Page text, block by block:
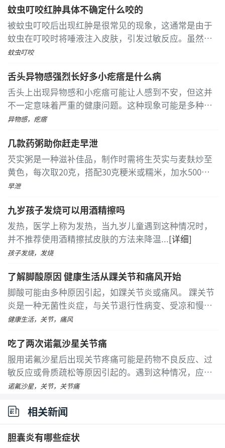
创伤后，表现为白色斑块状隆起，伴有疼痛和灼热感
[详细]
蚊虫叮咬红肿具体不确定什么咬的
被蚊虫叮咬后出现红肿是很常见的现象，这通常是由于
蚊虫在叮咬时将唾液注入皮肤，引发过敏反应。虽然具
体是哪种蚊虫叮咬的可能不容易确定，但常见的叮咬者
蚊虫叮咬
舌头异物感强烈长好多小疙瘩是什么病
舌头上出现异物感和小疙瘩可能让人感到不安，但这并
不一定意味着严重的健康问题。这种现象可能是多种因
素导致的，具体原因需要通过专业的医疗检查来确定。
疱疹病毒感染以及非特异性溃疡等
异物感，疙瘩
几款药粥助你赶走早泄
芡实粥是一种滋补佳品，制作时需将生芡实与麦麸炒至
黄色，每次取20克，搭配30克粳米或糯米，加水500毫
升慢炖至粥稠。适合早晚空腹温服，但感冒、发烧、二
早泄
九岁孩子发烧可以用酒精擦吗
发热，医学上称为发热，当九岁儿童遇到这种情况时，
并不推荐使用酒精擦拭皮肤的方法来降温...[详细]
孩子发烧，发烧
了解脚酸原因 健康生活从踝关节和痛风开始
脚酸可能由多种原因引起，如踝关节炎或痛风。 踝关节
炎是一种无菌性炎症，与关节退行性病变、受凉和慢性
劳损等因素有关。患者常感到脚部酸痛，并伴有局部疼
感...[详细]
健康生活，关节，痛风
吃了两次诺氟沙星关节痛
服用诺氟沙星后出现关节疼痛可能是药物不良反应、过
敏反应或骨质疏松等原因引起的。遇到这种情况，应尽
快就医，并在医生指导下进行适当的治疗。诺氟沙星是
面效果显著，但也可能带来一些不良反应
诺氟沙星，关节，关节痛
相关新闻
胆囊炎有哪些症状